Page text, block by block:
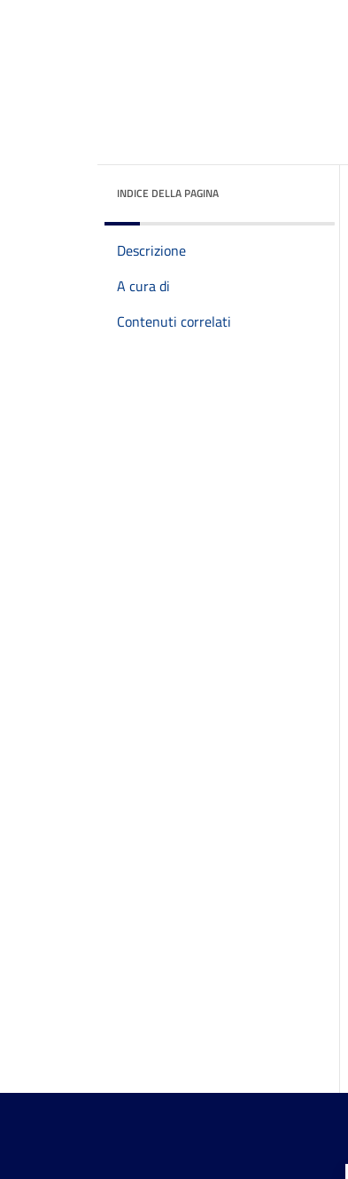
INDICE DELLA PAGINA
Descrizione
A cura di
Contenuti correlati